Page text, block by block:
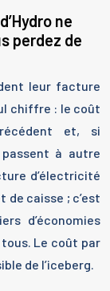
ne
perdez de
leur facture
chiffre : le coût
et, si
passent à autre
d’électricité
de caisse ; c’est
d’économies
Le coût par
de l’iceberg.